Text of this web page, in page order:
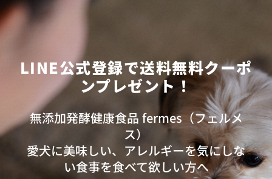
LINE公式登録で送料無料クーポ
ンプレゼント！
無添加発酵健康食品 fermes（フェルメ
ス）
愛犬に美味しい、アレルギーを気にしな
い食事を食べて欲しい方へ